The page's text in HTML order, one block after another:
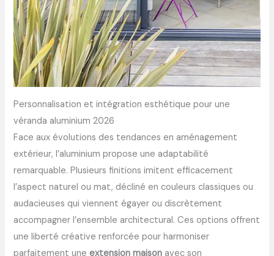
Personnalisation et intégration esthétique pour une
véranda aluminium 2026
Face aux évolutions des tendances en aménagement
extérieur, l’aluminium propose une adaptabilité
remarquable. Plusieurs finitions imitent efficacement
l’aspect naturel ou mat, décliné en couleurs classiques ou
audacieuses qui viennent égayer ou discrètement
accompagner l’ensemble architectural. Ces options offrent
une liberté créative renforcée pour harmoniser
parfaitement uneextension maison avec son